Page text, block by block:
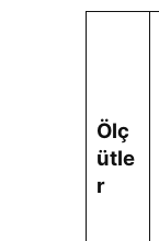
Ölç
ütle
r